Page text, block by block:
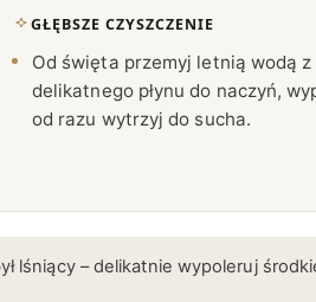
GŁĘBSZE CZYSZCZENIE
Od święta przemyj letnią wodą z
delikatnego płynu do naczyń,
od razu wytrzyj do sucha.
lśniący – delikatnie wypoleruj